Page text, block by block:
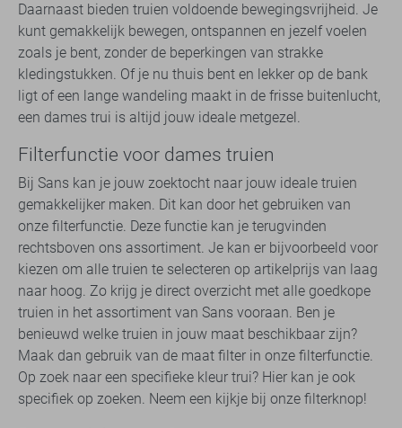
Daarnaast bieden truien voldoende bewegingsvrijheid. Je
kunt gemakkelijk bewegen, ontspannen en jezelf voelen
zoals je bent, zonder de beperkingen van strakke
kledingstukken. Of je nu thuis bent en lekker op de bank
ligt of een lange wandeling maakt in de frisse buitenlucht,
een dames trui is altijd jouw ideale metgezel.
Filterfunctie voor dames truien
Bij Sans kan je jouw zoektocht naar jouw ideale truien
gemakkelijker maken. Dit kan door het gebruiken van
onze filterfunctie. Deze functie kan je terugvinden
rechtsboven ons assortiment. Je kan er bijvoorbeeld voor
kiezen om alle truien te selecteren op artikelprijs van laag
naar hoog. Zo krijg je direct overzicht met alle goedkope
truien in het assortiment van Sans vooraan. Ben je
benieuwd welke truien in jouw maat beschikbaar zijn?
Maak dan gebruik van de maat filter in onze filterfunctie.
Op zoek naar een specifieke kleur trui? Hier kan je ook
specifiek op zoeken. Neem een kijkje bij onze filterknop!